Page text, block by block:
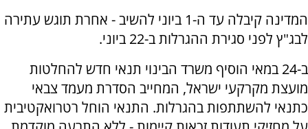
המדינה קיבלה עד ה-1 ביוני להשיב - אחרת תוגש עתירה
לבג"ץ לפני סגירת ההגרלות ב-22 ביוני.
ב-24 במאי הוסיף משרד הבינוי תנאי חדש להחלטות
מועצת מקרקעי ישראל, המחייב הסדרת מעמד צבאי
כתנאי להשתתפות בהגרלות. התנאי הוחל רטרואקטיבית